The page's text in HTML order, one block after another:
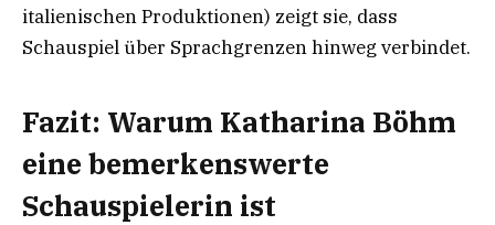
italienischen Produktionen) zeigt sie, dass
Schauspiel über Sprachgrenzen hinweg verbindet.
Fazit: Warum Katharina Böhm
eine bemerkenswerte
Schauspielerin ist